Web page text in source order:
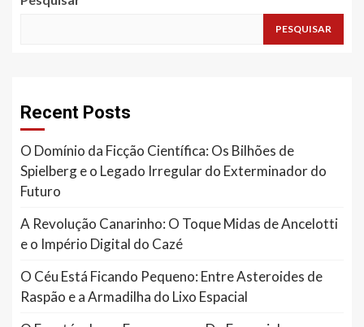
PESQUISAR
Recent Posts
O Domínio da Ficção Científica: Os Bilhões de
Spielberg e o Legado Irregular do Exterminador do
Futuro
A Revolução Canarinho: O Toque Midas de Ancelotti
e o Império Digital do Cazé
O Céu Está Ficando Pequeno: Entre Asteroides de
Raspão e a Armadilha do Lixo Espacial